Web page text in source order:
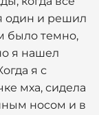
один и решил
было темно,
я нашел
я с
мха, сидела
носом и в